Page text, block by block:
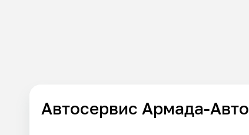
Автосервис Армада-Авто